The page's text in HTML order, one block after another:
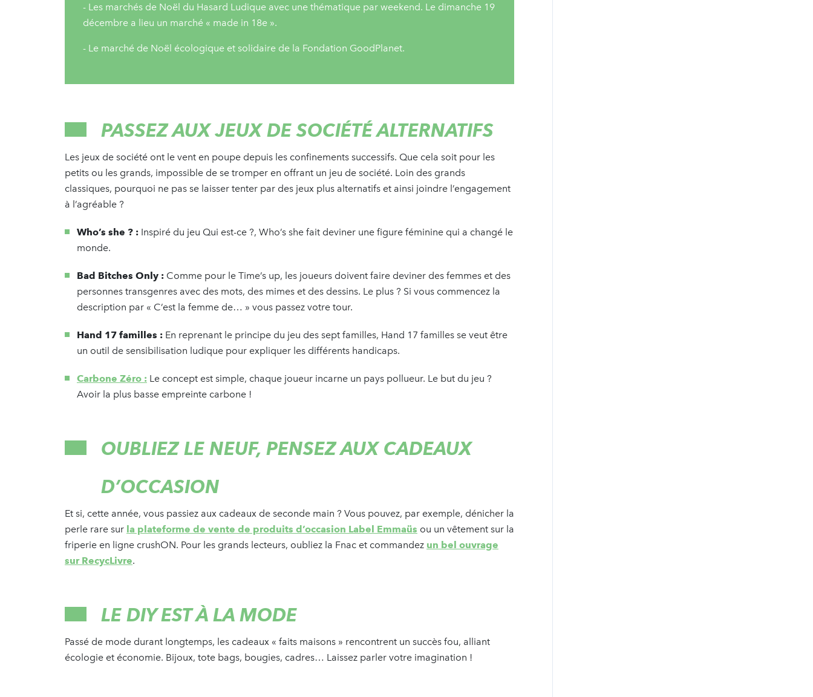
- Les marchés de Noël du Hasard Ludique avec une thématique par weekend. Le dimanche 19
décembre a lieu un marché « made in 18e ».
- Le marché de Noël écologique et solidaire de la Fondation GoodPlanet.
PASSEZ AUX JEUX DE SOCIÉTÉ ALTERNATIFS
Les jeux de société ont le vent en poupe depuis les confinements successifs. Que cela soit pour les
petits ou les grands, impossible de se tromper en offrant un jeu de société. Loin des grands
classiques, pourquoi ne pas se laisser tenter par des jeux plus alternatifs et ainsi joindre l’engagement
à l’agréable ?
Who’s she ? : Inspiré du jeu Qui est-ce ?, Who’s she fait deviner une figure féminine qui a changé le
monde.
Bad Bitches Only : Comme pour le Time’s up, les joueurs doivent faire deviner des femmes et des
personnes transgenres avec des mots, des mimes et des dessins. Le plus ? Si vous commencez la
description par « C’est la femme de… » vous passez votre tour.
Hand 17 familles : En reprenant le principe du jeu des sept familles, Hand 17 familles se veut être
un outil de sensibilisation ludique pour expliquer les différents handicaps.
Carbone Zéro : Le concept est simple, chaque joueur incarne un pays pollueur. Le but du jeu ?
Avoir la plus basse empreinte carbone !
OUBLIEZ LE NEUF, PENSEZ AUX CADEAUX
D’OCCASION
Et si, cette année, vous passiez aux cadeaux de seconde main ? Vous pouvez, par exemple, dénicher la
perle rare sur la plateforme de vente de produits d’occasion Label Emmaüs ou un vêtement sur la
friperie en ligne crushON. Pour les grands lecteurs, oubliez la Fnac et commandez un bel ouvrage
sur RecycLivre.
LE DIY EST À LA MODE
Passé de mode durant longtemps, les cadeaux « faits maisons » rencontrent un succès fou, alliant
écologie et économie. Bijoux, tote bags, bougies, cadres… Laissez parler votre imagination !